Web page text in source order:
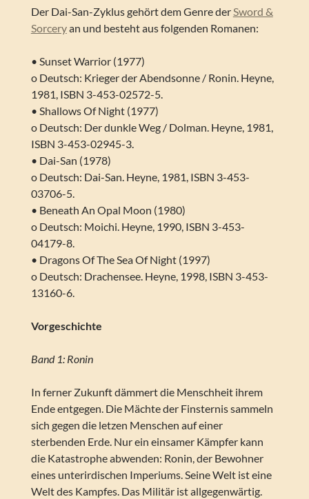
Der Dai-San-Zyklus gehört dem Genre derSword &
Sorceryan und besteht aus folgenden Romanen:
• Sunset Warrior (1977)
o Deutsch: Krieger der Abendsonne / Ronin. Heyne,
1981, ISBN 3-453-02572-5.
• Shallows Of Night (1977)
o Deutsch: Der dunkle Weg / Dolman. Heyne, 1981,
ISBN 3-453-02945-3.
• Dai-San (1978)
o Deutsch: Dai-San. Heyne, 1981, ISBN 3-453-
03706-5.
• Beneath An Opal Moon (1980)
o Deutsch: Moichi. Heyne, 1990, ISBN 3-453-
04179-8.
• Dragons Of The Sea Of Night (1997)
o Deutsch: Drachensee. Heyne, 1998, ISBN 3-453-
13160-6.
Vorgeschichte
Band 1: Ronin
In ferner Zukunft dämmert die Menschheit ihrem
Ende entgegen. Die Mächte der Finsternis sammeln
sich gegen die letzen Menschen auf einer
sterbenden Erde. Nur ein einsamer Kämpfer kann
die Katastrophe abwenden: Ronin, der Bewohner
eines unterirdischen Imperiums. Seine Welt ist eine
Welt des Kampfes. Das Militär ist allgegenwärtig.